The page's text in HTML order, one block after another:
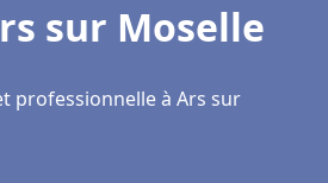
sur Moselle
professionnelle à Ars sur